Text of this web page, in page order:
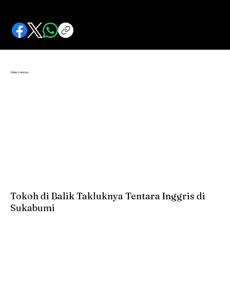
Video Lainnya
Tokoh di Balik Takluknya Tentara Inggris di
Sukabumi